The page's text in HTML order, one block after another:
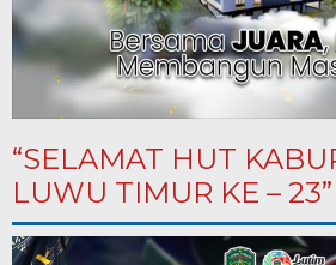
“SELAMAT HUT
LUWU TIMUR KE – 23”